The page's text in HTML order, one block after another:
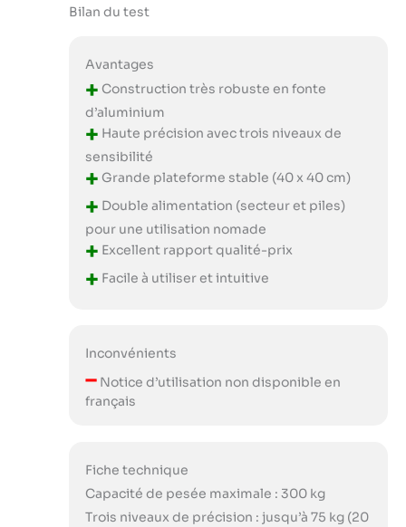
Bilan du test
Avantages
+ Construction très robuste en fonte
d’aluminium
+ Haute précision avec trois niveaux de
sensibilité
+ Grande plateforme stable (40 x 40 cm)
+ Double alimentation (secteur et piles)
pour une utilisation nomade
+ Excellent rapport qualité-prix
+ Facile à utiliser et intuitive
Inconvénients
–Notice d’utilisation non disponible en
français
Fiche technique
Capacité de pesée maximale : 300 kg
Trois niveaux de précision : jusqu’à 75 kg (20